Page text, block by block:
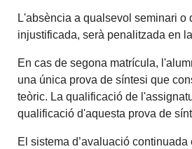
L'absència a qualsevol seminari o
injustificada, serà penalitzada en
En cas de segona matrícula,
una única prova de síntesi que
teòric. La qualificació de
qualificació d'aquesta prova de
El sistema d’avaluació